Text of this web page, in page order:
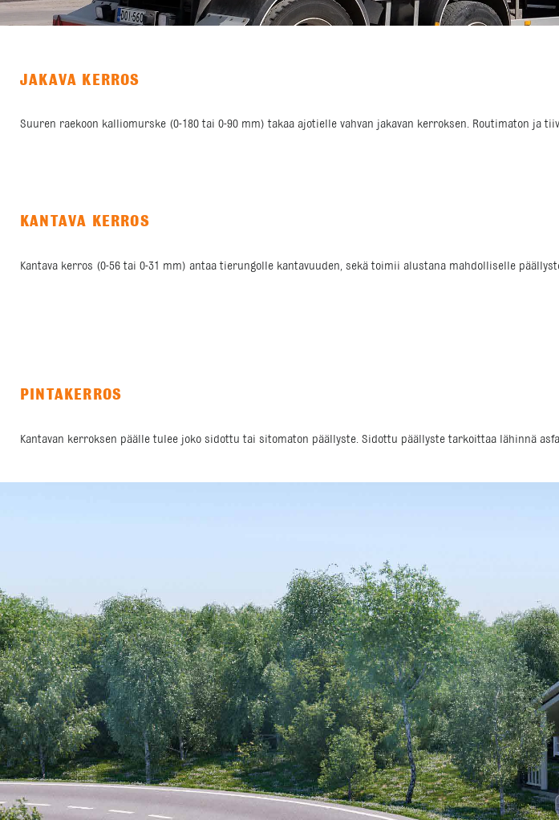
JAKAVA KERROS
Suuren raekoon kalliomurske (0-180 tai 0-90 mm) takaa ajotielle vahvan jakavan kerroksen. Routimaton
KANTAVA KERROS
Kantava kerros (0-56 tai 0-31 mm) antaa tierungolle kantavuuden, sekä toimii alustana mahdolliselle
PINTAKERROS
Kantavan kerroksen päälle tulee joko sidottu tai sitomaton päällyste. Sidottu päällyste tarkoittaa lähinnä